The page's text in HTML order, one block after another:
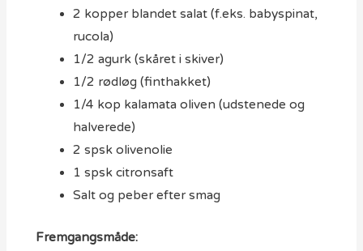
2 kopper blandet salat (f.eks. babyspinat,
rucola)
1/2 agurk (skåret i skiver)
1/2 rødløg (finthakket)
1/4 kop kalamata oliven (udstenede og
halverede)
2 spsk olivenolie
1 spsk citronsaft
Salt og peber efter smag
Fremgangsmåde: